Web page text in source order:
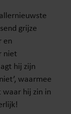
grijze
en
niet
hij zijn
waarmee
hij zin in